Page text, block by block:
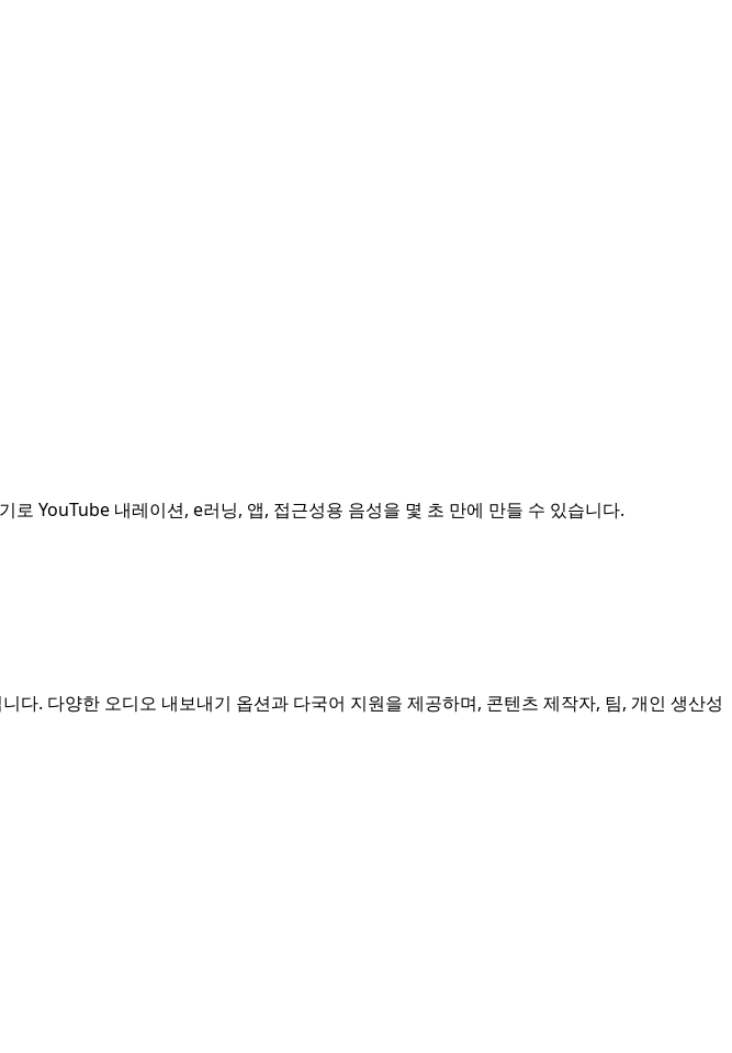
YouTube 내레이션, e러닝, 앱, 접근성용 음성을 몇 초 만에 만들 수 있습니다.
다. 다양한 오디오 내보내기 옵션과 다국어 지원을 제공하며, 콘텐츠 제작자, 팀, 개인 생산성